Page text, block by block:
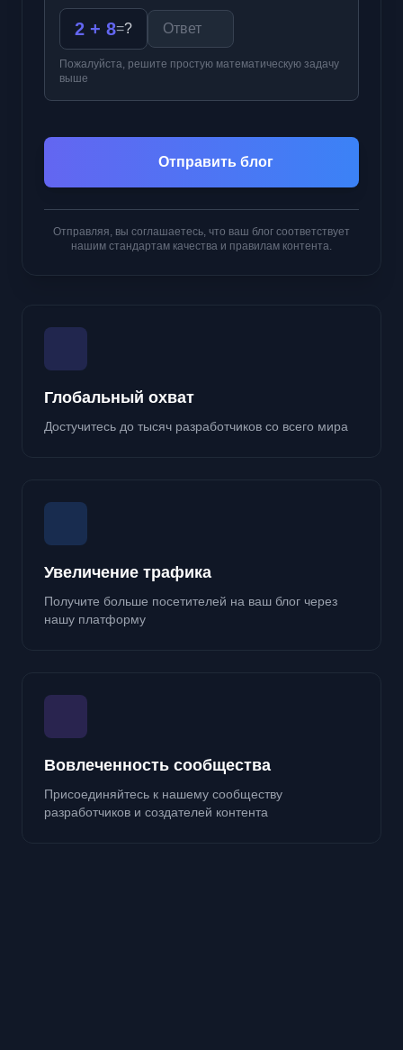
2 + 8=?
Пожалуйста, решите простую математическую задачу
выше
Отправить блог
Отправляя, вы соглашаетесь, что ваш блог соответствует
нашим стандартам качества и правилам контента.
Глобальный охват
Достучитесь до тысяч разработчиков со всего мира
Увеличение трафика
Получите больше посетителей на ваш блог через
нашу платформу
Вовлеченность сообщества
Присоединяйтесь к нашему сообществу
разработчиков и создателей контента